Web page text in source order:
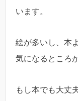
います。
絵が多いし、本
気になるところ
もし本でも大丈